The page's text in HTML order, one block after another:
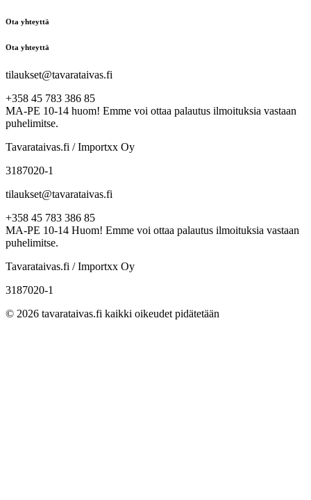
Ota yhteyttä
Ota yhteyttä
tilaukset@tavarataivas.fi
+358 45 783 386 85
MA-PE 10-14 huom! Emme voi ottaa palautus ilmoituksia vastaan
puhelimitse.
Tavarataivas.fi / Importxx Oy
3187020-1
tilaukset@tavarataivas.fi
+358 45 783 386 85
MA-PE 10-14 Huom! Emme voi ottaa palautus ilmoituksia vastaan
puhelimitse.
Tavarataivas.fi / Importxx Oy
3187020-1
© 2026 tavarataivas.fi kaikki oikeudet pidätetään